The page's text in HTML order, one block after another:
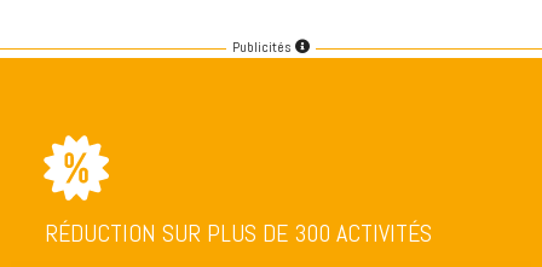
Publicités
RÉDUCTION SUR PLUS DE 300 ACTIVITÉS